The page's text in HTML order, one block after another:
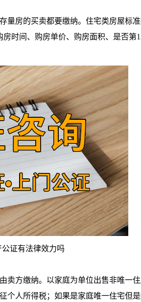
房的买卖都要缴纳。住宅类房屋标准
时间、购房单价、购房面积、是否第
证有法律效力吗
方缴纳。以家庭为单位出售非唯一住
个人所得税；如果是家庭唯一住宅但